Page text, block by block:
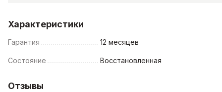
Характеристики
Гарантия 12 месяцев
Состояние Восстановленная
Отзывы